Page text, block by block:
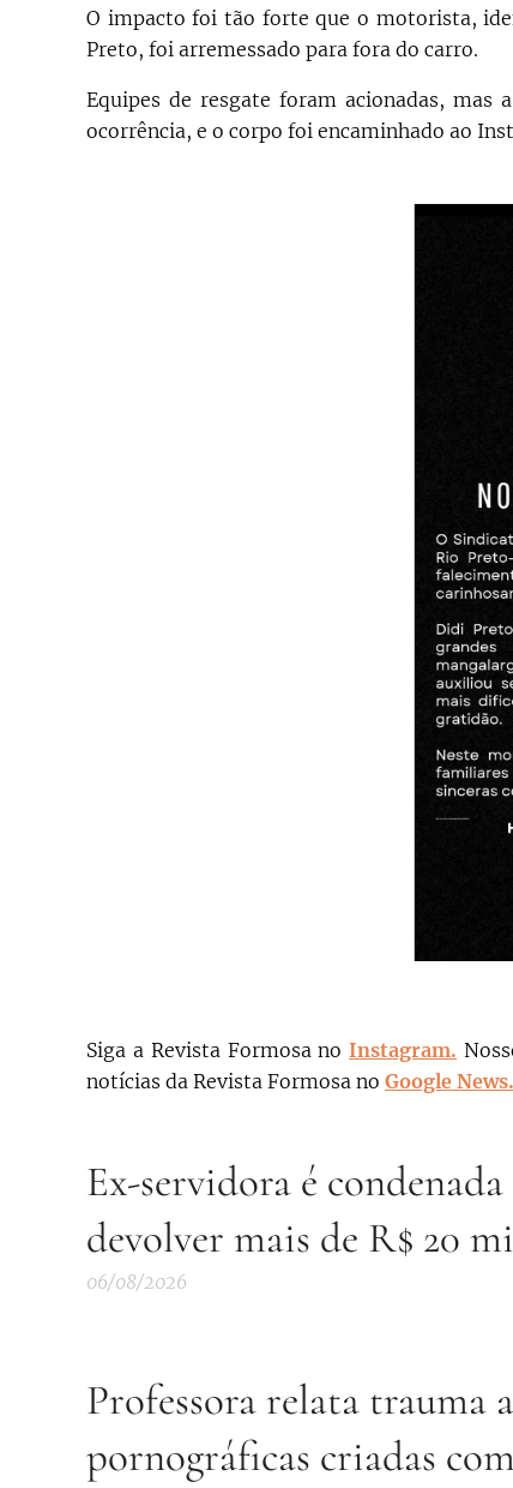
O impacto foi tão forte que o motorista,
Preto, foi arremessado para fora do carro.
Equipes de resgate foram acionadas,
ocorrência, e o corpo foi encaminhado ao
Siga a Revista Formosa noInstagram. N
notícias da Revista Formosa no Google News.
Ex-servidora é
devolver mais de R$ 20
06/08/2026
Professora relata trauma
pornográficas criadas